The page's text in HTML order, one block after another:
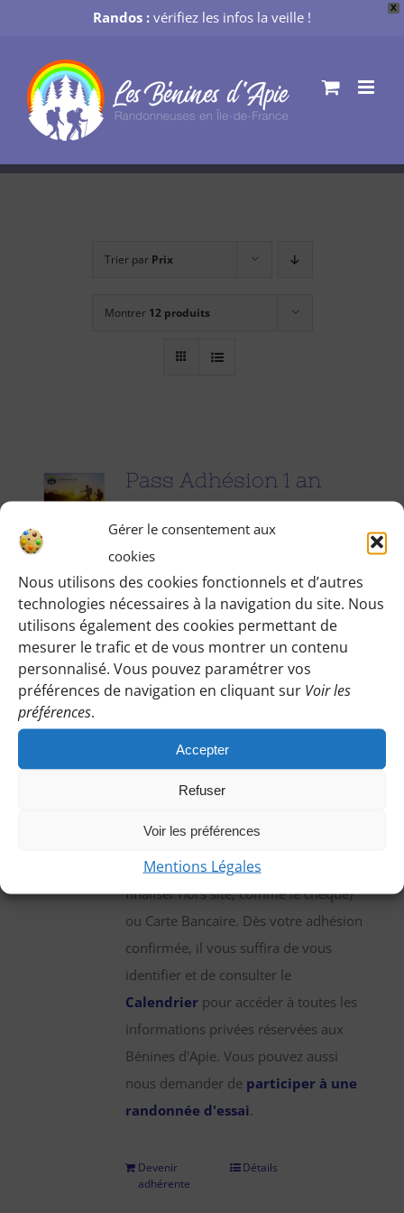
X
Randos : vérifiez les infos la veille !
Gérer le consentement aux
cookies
Nous utilisons des cookies fonctionnels et d’autres
technologies nécessaires à la navigation du site. Nous
utilisons également des cookies permettant de
mesurer le trafic et de vous montrer un contenu
personnalisé. Vous pouvez paramétrer vos
préférences de navigation en cliquant sur Voir les
préférences.
Accepter
Refuser
Voir les préférences
Mentions Légales
contenu
Trier par Prix
Montrer 12 produits
Pass Adhésion 1 an
25.00€ pour 1 an
Accédez à toutes les informations
pratiques de nos excursions du
dimanche et des jours fériés (Point de
rendez-vous, horaires, conseils etc.), et
participez à nos activités telles que des
Pour adhérer et faire vivre notre
association, nous vous demandons
que vous pouvez régler par chèque,
virement bancaire (démarche à
finaliser hors site, comme le chèque)
ou Carte Bancaire. Dès votre adhésion
confirmée, il vous suffira de vous
identifier et de consulter le
Calendrier pour accéder à toutes les
informations privées réservées aux
Bénines d'Apie. Vous pouvez aussi
nous demander de participer à une
randonnée d'essai.
Devenir
adhérente
Détails